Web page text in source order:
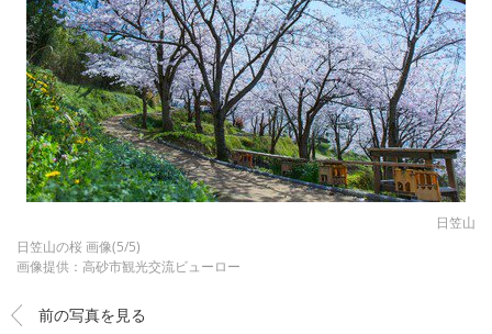
日笠山
日笠山の桜 画像(5/5)
画像提供：高砂市観光交流ビューロー
前の写真を見る